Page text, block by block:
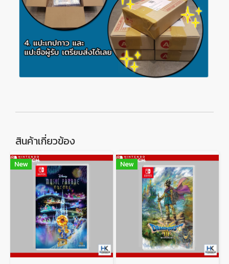
สินค้าเกี่ยวข้อง
New New